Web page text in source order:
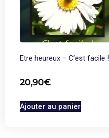
Etre heureux – C’est facile !
20,90€
Ajouter au panier